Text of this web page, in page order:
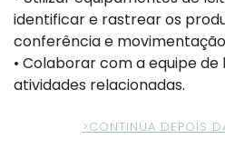
identificar e rastrear os
conferência e
• Colaborar com a equipe
atividades relacionadas.
>CONTINUA DEPOIS